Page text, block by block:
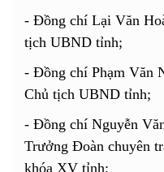
- Đồng chí Lại Văn
tịch UBND tỉnh;
- Đồng chí Phạm Văn
Chủ tịch UBND tỉnh;
- Đồng chí Nguyễn
Trưởng Đoàn chuyên
khóa XV tỉnh;